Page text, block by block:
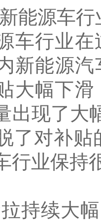
能源车
车行业
新能源
大幅下
出现了大
了对补
行业保持
持续大